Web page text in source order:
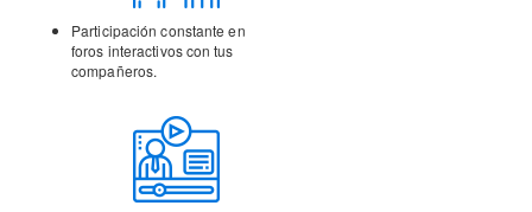
Participación constante en
foros interactivos con tus
compañeros.